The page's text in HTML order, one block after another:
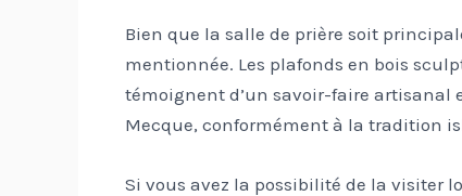
Bien que la salle de prière soit
mentionnée. Les plafonds en bois
témoignent d’un savoir-faire artisanal
Mecque, conformément à la tradition
Si vous avez la possibilité de la visiter